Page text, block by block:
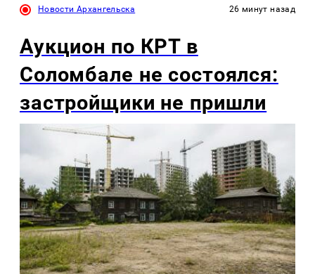
Новости Архангельска 26 минут назад
Аукцион по КРТ в
Соломбале не состоялся:
застройщики не пришли